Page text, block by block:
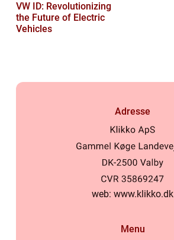
VW ID: Revolutionizing
the Future of Electric
Vehicles
Adresse
web: www.klikko.dk
Menu